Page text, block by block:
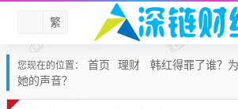
繁
您现在的位置： 首页 理财
韩红得罪了谁？
她的声音？